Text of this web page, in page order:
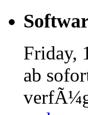
Friday,
ab